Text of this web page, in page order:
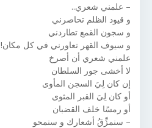
– علمني شعري..
و قيود الظلم تحاصرني
و سجون القمع تطاردني
و سيوف القهر تعاورني في كل مكان!
علمني شعري أن أصرخ
لا أخشى جور السلطان
إن كان لِيَ السجن المأوى
أو كان لِيَ القبر المثوى
أو رمسًا خلف القضبان
– سنمزِّقُ أشعارك و سنمحو